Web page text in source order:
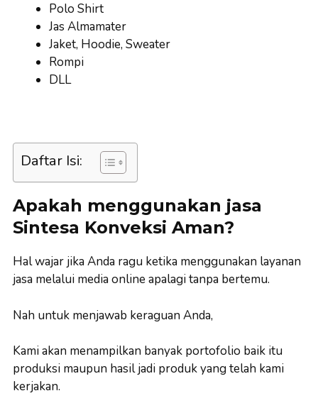
Polo Shirt
Jas Almamater
Jaket, Hoodie, Sweater
Rompi
DLL
Daftar Isi:
Apakah menggunakan jasa
Sintesa Konveksi Aman?
Hal wajar jika Anda ragu ketika menggunakan layanan
jasa melalui media online apalagi tanpa bertemu.
Nah untuk menjawab keraguan Anda,
Kami akan menampilkan banyak portofolio baik itu
produksi maupun hasil jadi produk yang telah kami
kerjakan.